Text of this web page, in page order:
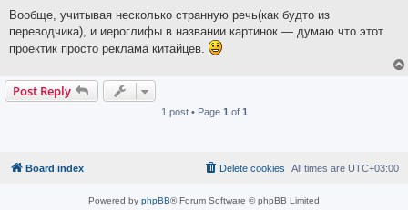
Вообще, учитывая несколько странную речь(как будто из
переводчика), и иероглифы в названии картинок — думаю что этот
проектик просто реклама китайцев.
Post Reply
1 post • Page 1 of 1
Board index All times are UTC+03:00
Delete cookies
Powered by phpBB® Forum Software © phpBB Limited